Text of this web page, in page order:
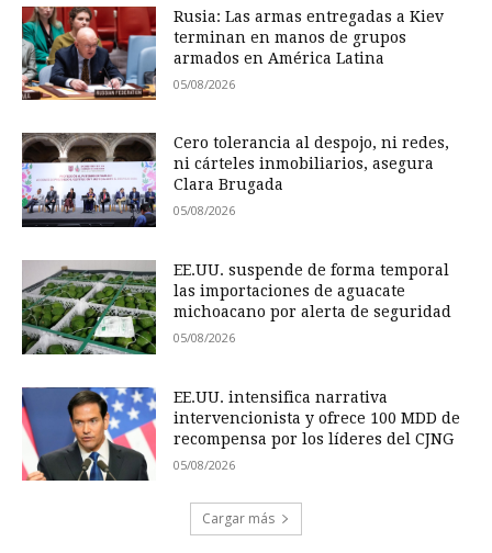
Rusia: Las armas entregadas a Kiev
terminan en manos de grupos
armados en América Latina
05/08/2026
Cero tolerancia al despojo, ni redes,
ni cárteles inmobiliarios, asegura
Clara Brugada
05/08/2026
EE.UU. suspende de forma temporal
las importaciones de aguacate
michoacano por alerta de seguridad
05/08/2026
EE.UU. intensifica narrativa
intervencionista y ofrece 100 MDD de
recompensa por los líderes del CJNG
05/08/2026
Cargar más